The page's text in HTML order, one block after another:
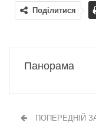
Поділитися
Панорама
ПОПЕРЕДНІЙ